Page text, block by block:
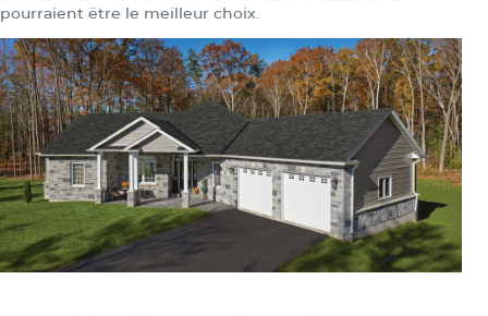
pourraient être le meilleur choix.